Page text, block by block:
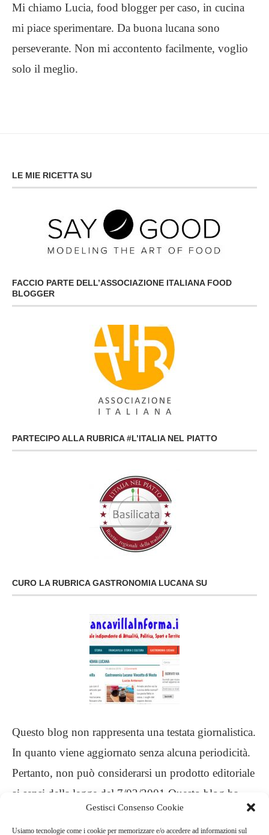
Gestisci Consenso Cookie
Usiamo tecnologie come i cookie per memorizzare e/o accedere ad informazioni sul
Mi chiamo Lucia, food blogger per caso, in cucina
mi piace sperimentare. Da buona lucana sono
perseverante. Non mi accontento facilmente, voglio
solo il meglio.
LE MIE RICETTA SU
FACCIO PARTE DELL’ASSOCIAZIONE ITALIANA FOOD
BLOGGER
PARTECIPO ALLA RUBRICA #L’ITALIA NEL PIATTO
CURO LA RUBRICA GASTRONOMIA LUCANA SU
Questo blog non rappresenta una testata giornalistica.
In quanto viene aggiornato senza alcuna periodicità.
Pertanto, non può considerarsi un prodotto editoriale
ai sensi della legge del 7/03/2001 Questo blog ha
carattere personale, non è mio intento infrangere